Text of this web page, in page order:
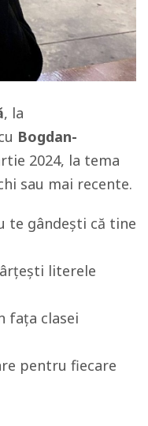
, la
Bogdan-
2024, la tema
sau mai recente.
te gândești că tine
literele
fața clasei
pentru fiecare